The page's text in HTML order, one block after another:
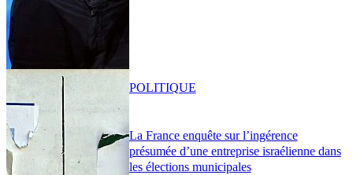
La France enquête sur l’ingérence
présumée d’une entreprise israélienne dans
les élections municipales
POLITIQUE